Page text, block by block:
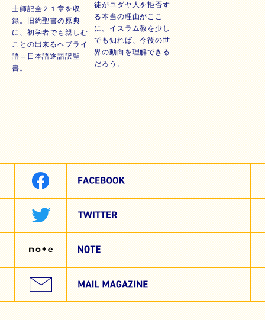
士師記全２１章を収
録。旧約聖書の原典
に、初学者でも親しむ
ことの出来るヘブライ
語＝日本語逐語訳聖
書。
徒がユダヤ人を拒否す
る本当の理由がここ
に。イスラム教を少し
でも知れば、今後の世
界の動向を理解できる
だろう。